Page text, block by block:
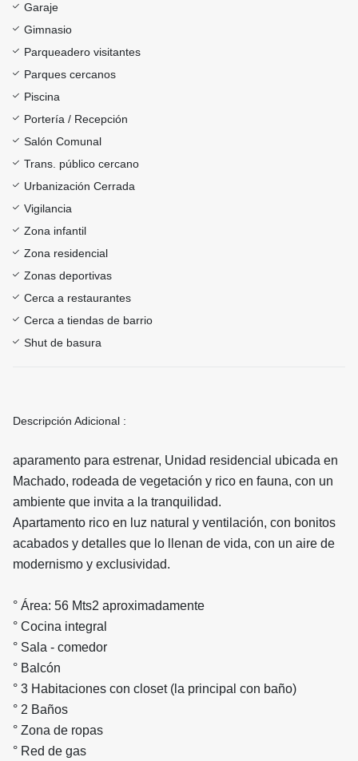
Garaje
Gimnasio
Parqueadero visitantes
Parques cercanos
Piscina
Portería / Recepción
Salón Comunal
Trans. público cercano
Urbanización Cerrada
Vigilancia
Zona infantil
Zona residencial
Zonas deportivas
Cerca a restaurantes
Cerca a tiendas de barrio
Shut de basura
Descripción Adicional :
aparamento para estrenar, Unidad residencial ubicada en
Machado, rodeada de vegetación y rico en fauna, con un
ambiente que invita a la tranquilidad.
Apartamento rico en luz natural y ventilación, con bonitos
acabados y detalles que lo llenan de vida, con un aire de
modernismo y exclusividad.
° Área: 56 Mts2 aproximadamente
° Cocina integral
° Sala - comedor
° Balcón
° 3 Habitaciones con closet (la principal con baño)
° 2 Baños
° Zona de ropas
° Red de gas